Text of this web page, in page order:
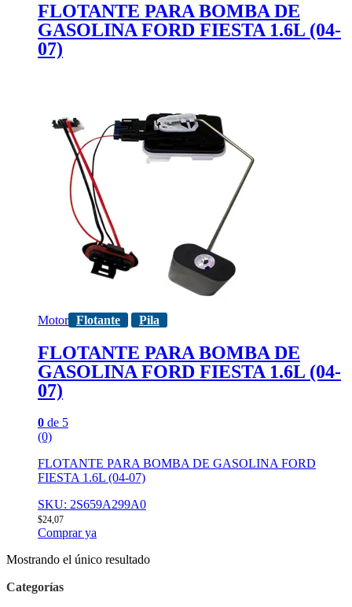
FLOTANTE PARA BOMBA DE
GASOLINA FORD FIESTA 1.6L (04-
07)
Motor Flotante Pila
FLOTANTE PARA BOMBA DE
GASOLINA FORD FIESTA 1.6L (04-
07)
0 de 5
(0)
FLOTANTE PARA BOMBA DE GASOLINA FORD
FIESTA 1.6L (04-07)
SKU: 2S659A299A0
$24,07
Comprar ya
Mostrando el único resultado
Categorías